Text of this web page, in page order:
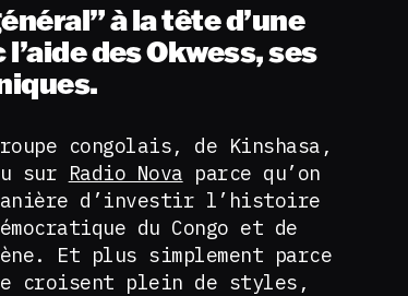
à la tête d’une
des Okwess, ses
congolais, de Kinshasa,
sur Radio Nova parce qu’on
d’investir l’histoire
du Congo et de
Et plus simplement parce
croisent plein de styles,